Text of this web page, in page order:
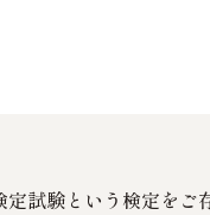
定試験という検定をご